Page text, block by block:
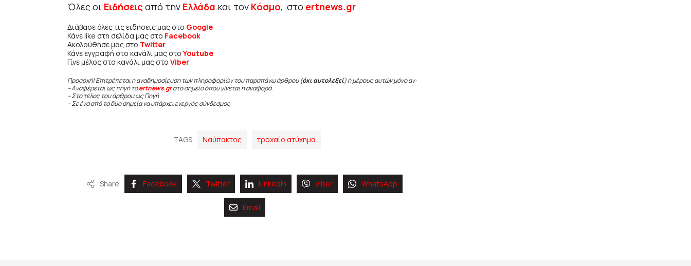
Όλες οι Ειδήσεις από την Ελλάδα και τον Κόσμο, στο ertnews.gr
Διάβασε όλες τις ειδήσεις μας στο Google
Κάνε like στη σελίδα μας στο Facebook
Ακολούθησε μας στο Twitter
Κάνε εγγραφή στο κανάλι μας στοYoutube
Γίνε μέλος στο κανάλι μας στο Viber
Προσοχή! Επιτρέπεται η αναδημοσίευση των πληροφοριών του παραπάνω άρθρου (όχι αυτολεξεί) ή μέρους αυτών μόνο αν:
– Αναφέρεται ως πηγή τοertnews.gr στο σημείο όπου γίνεται η αναφορά.
– Στο τέλος του άρθρου ως Πηγή
– Σε ένα από τα δύο σημεία να υπάρχει ενεργός σύνδεσμος
TAGS Ναύπακτος τροχαίο ατύχημα
Share Facebook Twitter Linkedin Viber WhatsApp
Email